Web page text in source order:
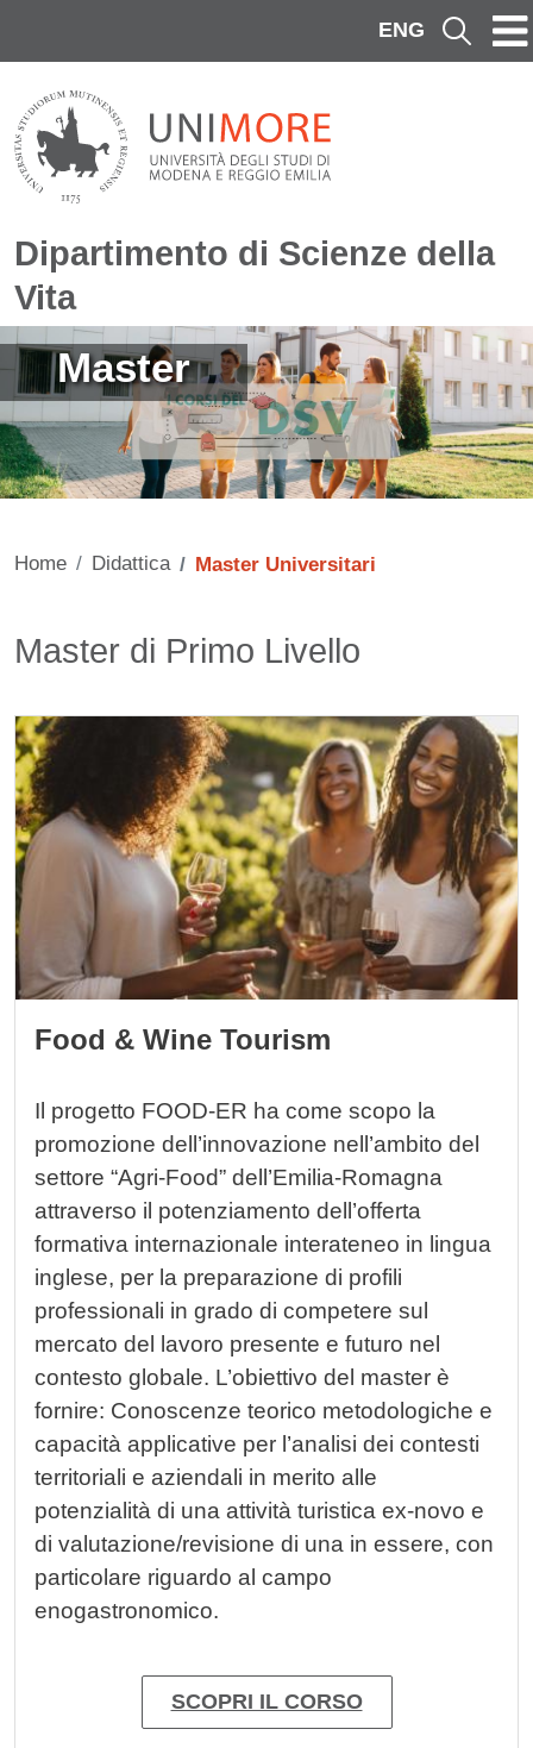
ENG Cerca
Dipartimento di Scienze della
Vita
Immagine
Master
Home Didattica Master Universitari
Contenuto
Titolo card wrapper
Master di Primo Livello
Cards
Immagine
Food & Wine Tourism
Il progetto FOOD-ER ha come scopo la
promozione dell’innovazione nell’ambito del
settore “Agri-Food” dell’Emilia-Romagna
attraverso il potenziamento dell’offerta
formativa internazionale interateneo in lingua
inglese, per la preparazione di profili
professionali in grado di competere sul
mercato del lavoro presente e futuro nel
contesto globale. L’obiettivo del master è
fornire: Conoscenze teorico metodologiche e
capacità applicative per l’analisi dei contesti
territoriali e aziendali in merito alle
potenzialità di una attività turistica ex-novo e
di valutazione/revisione di una in essere, con
particolare riguardo al campo
enogastronomico.
SCOPRI IL CORSO